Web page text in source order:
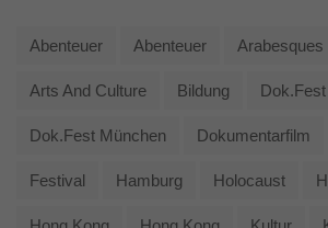
Abenteuer Abenteuer Arabesques
Arts And Culture Bildung Dok.fest
Dok.fest München Dokumentarfilm
Festival Hamburg Holocaust